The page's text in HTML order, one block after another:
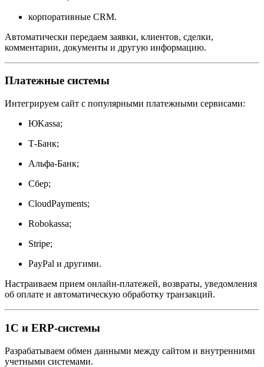
корпоративные CRM.
Автоматически передаем заявки, клиентов, сделки,
комментарии, документы и другую информацию.
Платежные системы
Интегрируем сайт с популярными платежными сервисами:
ЮKassa;
Т-Банк;
Альфа-Банк;
Сбер;
CloudPayments;
Robokassa;
Stripe;
PayPal и другими.
Настраиваем прием онлайн-платежей, возвраты, уведомления
об оплате и автоматическую обработку транзакций.
1С и ERP-системы
Разрабатываем обмен данными между сайтом и внутренними
учетными системами.